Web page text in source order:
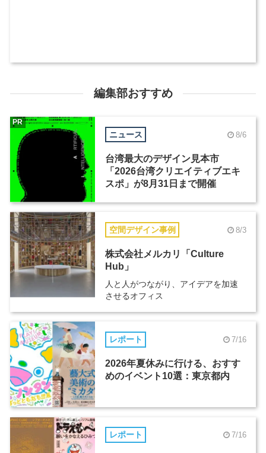
編集部おすすめ
ニュース 8/6
台湾最大のデザイン見本市
「2026台湾クリエイティブエキ
スポ」が8月31日まで開催
PR
空間デザイン事例 8/3
株式会社メルカリ「Culture
Hub」
人と人がつながり、アイデアを加速
させるオフィス
レポート 7/16
2026年夏休みに行ける、おすす
めのイベント10選：東京都内
レポート 7/16